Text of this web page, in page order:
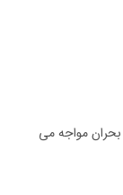
مواجه می